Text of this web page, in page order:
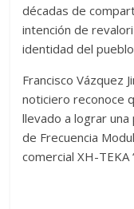
décadas de
intención de
identidad del
Francisco Vázquez
noticiero reconoce
llevado a lograr
de Frecuencia
comercial XH-TEKA